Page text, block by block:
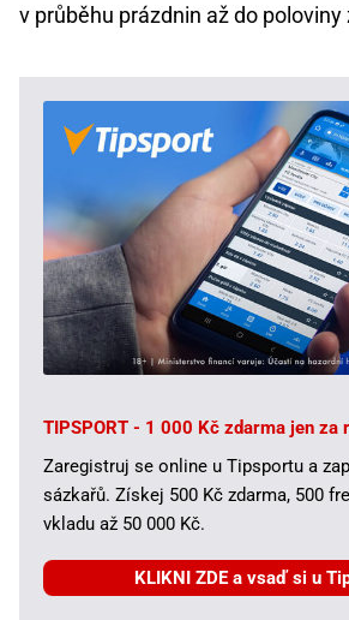
v průběhu prázdnin až do poloviny
TIPSPORT - 1 000 Kč zdarma jen za
Zaregistruj se online u Tipsportu a
sázkařů. Získej 500 Kč zdarma, 500
vkladu až 50 000 Kč.
KLIKNI ZDE a vsaď si u